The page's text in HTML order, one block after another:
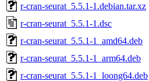
r-cran-seurat_5.5.1-1.debian.tar.xz
r-cran-seurat_5.5.1-1.dsc
r-cran-seurat_5.5.1-1_amd64.deb
r-cran-seurat_5.5.1-1_arm64.deb
r-cran-seurat_5.5.1-1_loong64.deb